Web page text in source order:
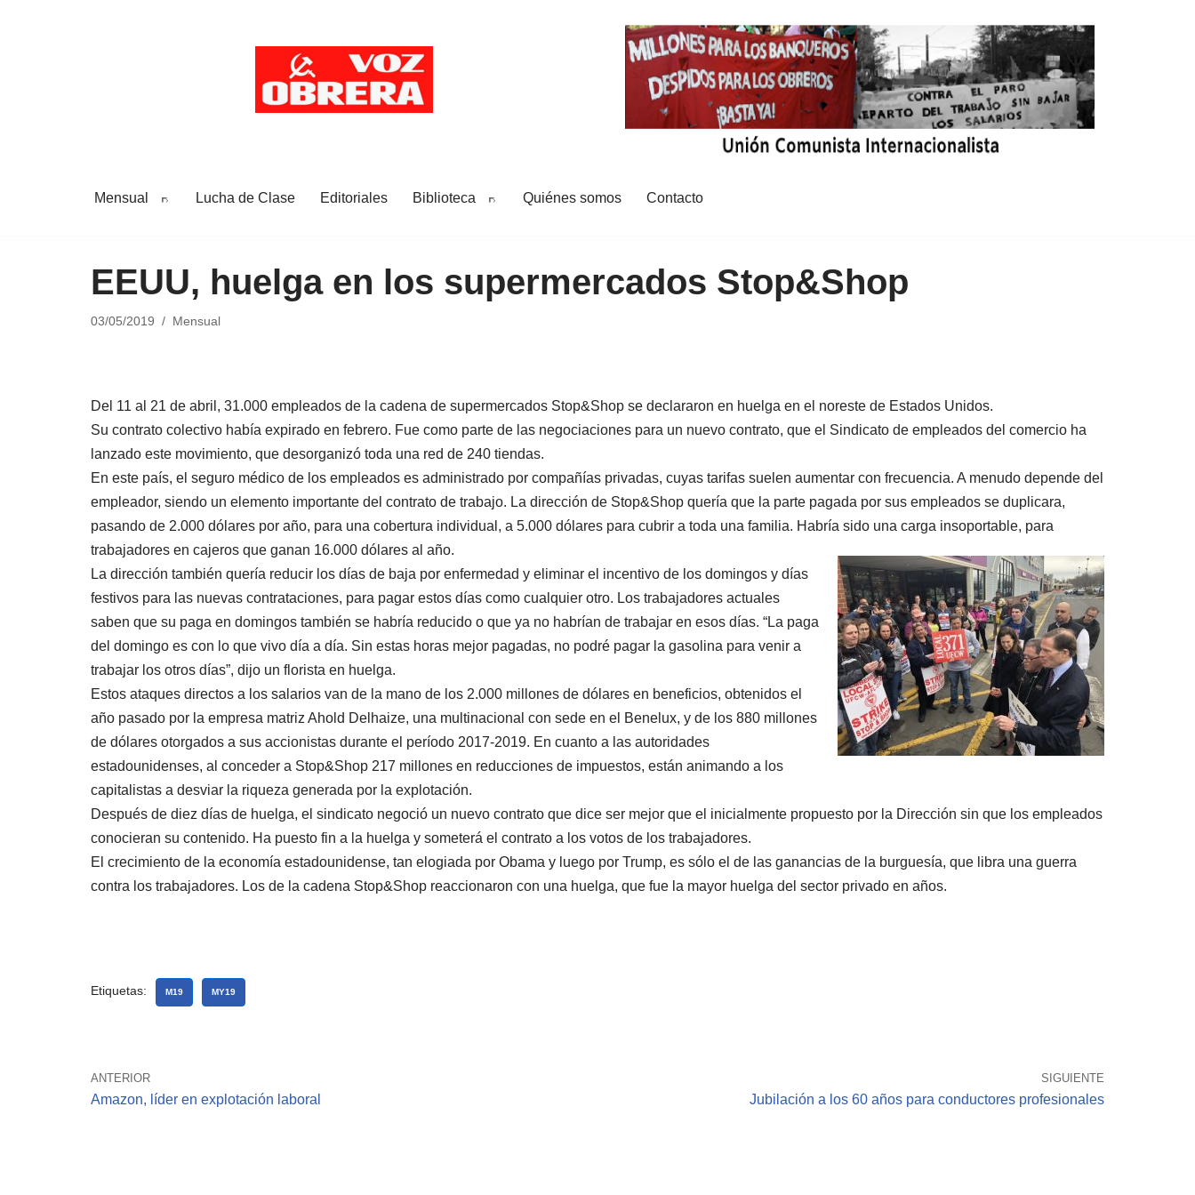
Mensual Lucha de Clase Editoriales Biblioteca Quiénes somos Contacto
EEUU, huelga en los supermercados Stop&Shop
03/05/2019 Mensual
Del 11 al 21 de abril, 31.000 empleados de la cadena de supermercados Stop&Shop se declararon en huelga en el noreste de Estados Unidos.
Su contrato colectivo había expirado en febrero. Fue como parte de las negociaciones para un nuevo contrato, que el Sindicato de empleados del comercio ha
lanzado este movimiento, que desorganizó toda una red de 240 tiendas.
En este país, el seguro médico de los empleados es administrado por compañías privadas, cuyas tarifas suelen aumentar con frecuencia. A menudo depende del
empleador, siendo un elemento importante del contrato de trabajo. La dirección de Stop&Shop quería que la parte pagada por sus empleados se duplicara,
pasando de 2.000 dólares por año, para una cobertura individual, a 5.000 dólares para cubrir a toda una familia. Habría sido una carga insoportable, para
trabajadores en cajeros que ganan 16.000 dólares al año.
La dirección también quería reducir los días de baja por enfermedad y eliminar el incentivo de los domingos y días
festivos para las nuevas contrataciones, para pagar estos días como cualquier otro. Los trabajadores actuales
saben que su paga en domingos también se habría reducido o que ya no habrían de trabajar en esos días. “La paga
del domingo es con lo que vivo día a día. Sin estas horas mejor pagadas, no podré pagar la gasolina para venir a
trabajar los otros días”, dijo un florista en huelga.
Estos ataques directos a los salarios van de la mano de los 2.000 millones de dólares en beneficios, obtenidos el
año pasado por la empresa matriz Ahold Delhaize, una multinacional con sede en el Benelux, y de los 880 millones
de dólares otorgados a sus accionistas durante el período 2017-2019. En cuanto a las autoridades
estadounidenses, al conceder a Stop&Shop 217 millones en reducciones de impuestos, están animando a los
capitalistas a desviar la riqueza generada por la explotación.
Después de diez días de huelga, el sindicato negoció un nuevo contrato que dice ser mejor que el inicialmente propuesto por la Dirección sin que los empleados
conocieran su contenido. Ha puesto fin a la huelga y someterá el contrato a los votos de los trabajadores.
El crecimiento de la economía estadounidense, tan elogiada por Obama y luego por Trump, es sólo el de las ganancias de la burguesía, que libra una guerra
contra los trabajadores. Los de la cadena Stop&Shop reaccionaron con una huelga, que fue la mayor huelga del sector privado en años.
Etiquetas: M19 MY19
ANTERIOR
Amazon, líder en explotación laboral
SIGUIENTE
Jubilación a los 60 años para conductores profesionales